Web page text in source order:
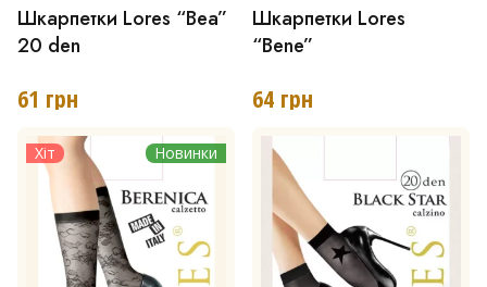
Шкарпетки Lores “Bea”
20 den
61 грн
Шкарпетки Lores
“Bene”
64 грн
Цей
товар
має
варіантів.
Параметри
можна
вибрати
Хіт Новинки